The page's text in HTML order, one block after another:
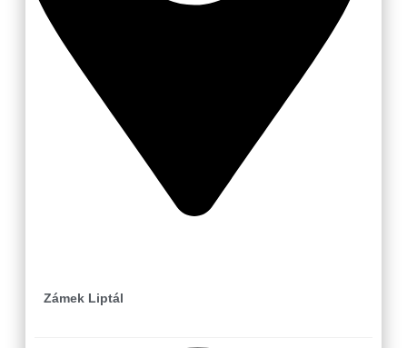
Zámek Liptál